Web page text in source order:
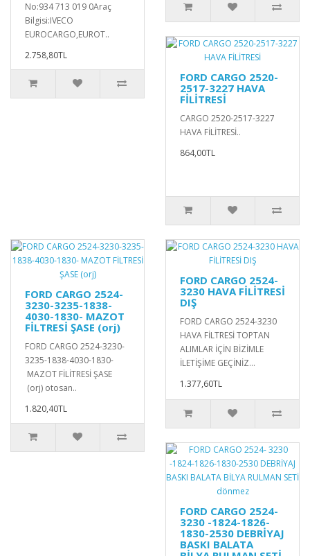
No:934 713 019 0Araç
Bilgisi:IVECO
EUROCARGO,EUROT..
2.758,80TL
FORD CARGO 2520-
2517-3227 HAVA
FİLİTRESİ
CARGO 2520-2517-3227
HAVA FİLİTRESİ..
864,00TL
FORD CARGO 2524-
3230-3235-1838-
4030-1830- MAZOT
FİLTRESİ ŞASE (orj)
FORD CARGO 2524-3230-
3235-1838-4030-1830-
MAZOT FİLİTRESİ ŞASE
(orj) otosan..
1.820,40TL
FORD CARGO 2524-
3230 HAVA FİLİTRESİ
DIŞ
FORD CARGO 2524-3230
HAVA FİLTRESİ TOPTAN
ALIMLAR İÇİN BİZİMLE
İLETİŞİME GEÇİNİZ...
1.377,60TL
FORD CARGO 2524-
3230 -1824-1826-
1830-2530 DEBRİYAJ
BASKI BALATA